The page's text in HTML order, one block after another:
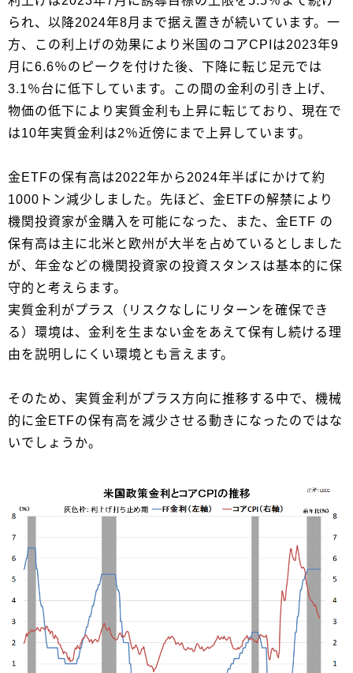
られ、以降2024年8月まで据え置きが続いています。一
方、この利上げの効果により米国のコアCPIは2023年9
月に6.6％のピークを付けた後、下降に転じ足元では
3.1％台に低下しています。この間の金利の引き上げ、
物価の低下により実質金利も上昇に転じており、現在で
は10年実質金利は2％近傍にまで上昇しています。
金ETFの保有高は2022年から2024年半ばにかけて約
1000トン減少しました。先ほど、金ETFの解禁により
機関投資家が金購入を可能になった、また、金ETF の
保有高は主に北米と欧州が大半を占めているとしました
が、年金などの機関投資家の投資スタンスは基本的に保
守的と考えらます。
実質金利がプラス（リスクなしにリターンを確保でき
る）環境は、金利を生まない金をあえて保有し続ける理
由を説明しにくい環境とも言えます。
そのため、実質金利がプラス方向に推移する中で、機械
的に金ETFの保有高を減少させる動きになったのではな
いでしょうか。